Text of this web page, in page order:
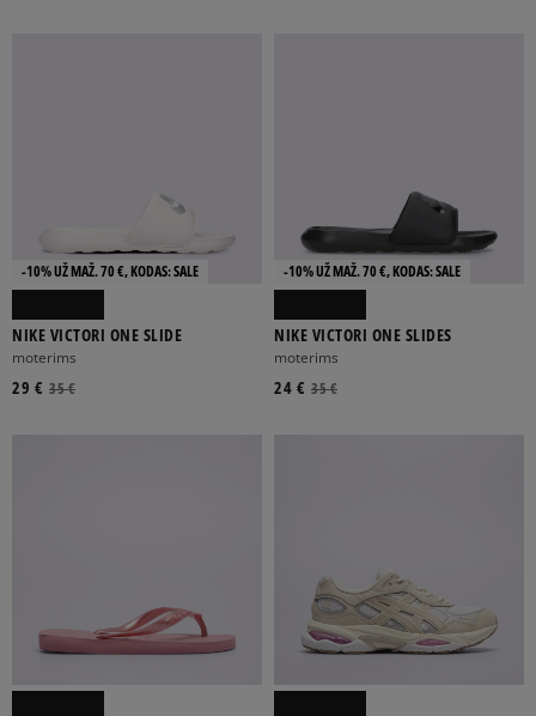
-10% UŽ MAŽ. 70 €, KODAS: SALE
NIKE VICTORI ONE SLIDE
moterims
35 €
29 €
-10% UŽ MAŽ. 70 €, KODAS: SALE
NIKE VICTORI ONE SLIDES
moterims
35 €
24 €